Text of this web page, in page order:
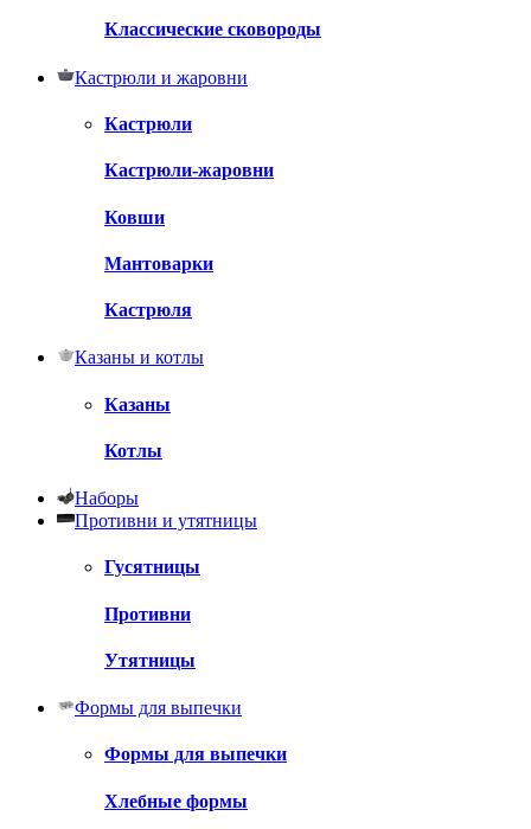
Классические сковороды
Кастрюли и жаровни
Кастрюли
Кастрюли-жаровни
Ковши
Мантоварки
Кастрюля
Казаны и котлы
Казаны
Котлы
Наборы
Противни и утятницы
Гусятницы
Противни
Утятницы
Формы для выпечки
Формы для выпечки
Хлебные формы